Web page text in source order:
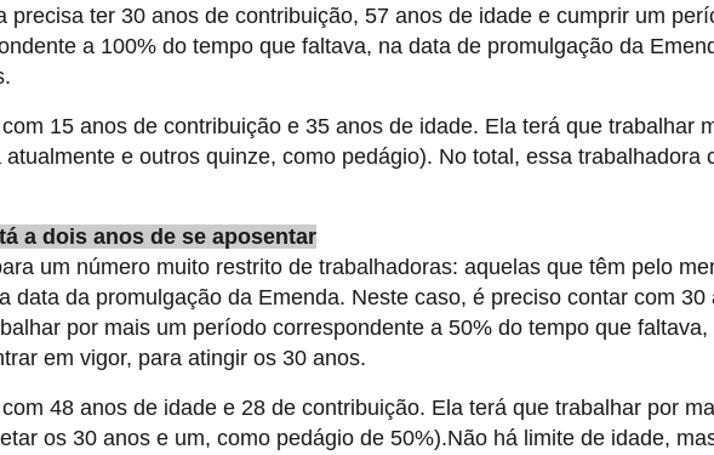
precisa ter 30 anos de contribuição, 57 anos de idade e cumprir um
a 100% do tempo que faltava, na data de promulgação da
15 anos de contribuição e 35 anos de idade. Ela terá que trabalhar
atualmente e outros quinze, como pedágio). No total, essa trabalhadora
a dois anos de se aposentar
um número muito restrito de trabalhadoras: aquelas que têm pelo
data da promulgação da Emenda. Neste caso, é preciso contar com 30
por mais um período correspondente a 50% do tempo que faltava,
em vigor, para atingir os 30 anos.
48 anos de idade e 28 de contribuição. Ela terá que trabalhar por
os 30 anos e um, como pedágio de 50%).Não há limite de idade,